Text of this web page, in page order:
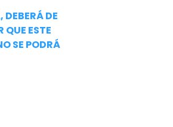
DE
QUE ESTE
SE PODRÁ